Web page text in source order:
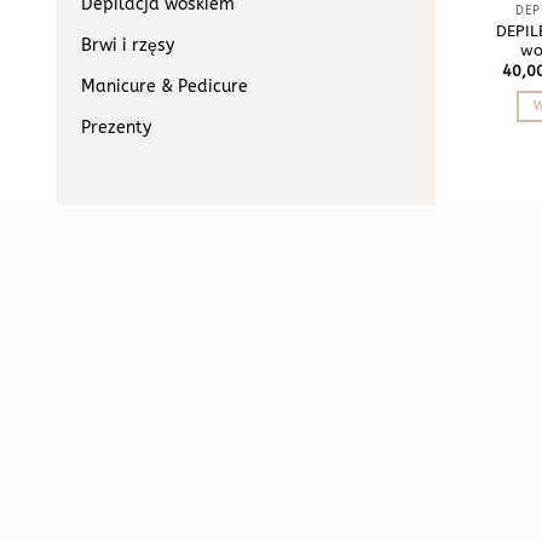
Brwi i rzęsy
Manicure & Pedicure
Prezenty